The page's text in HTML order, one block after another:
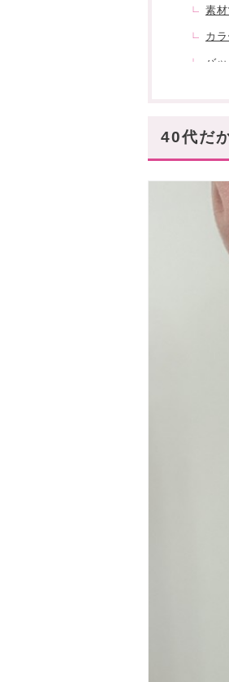
素
カ
バ
【
お
【ハ
【
【
【
【
【
【
【
【
【
【
【お
【
【
【
【
【
40代だ